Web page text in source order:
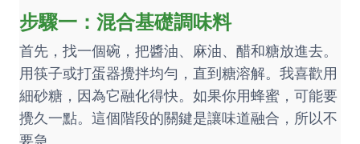
步驟一：混合基礎調味料
首先，找一個碗，把醬油、麻油、醋和糖放進去。
用筷子或打蛋器攪拌均勻，直到糖溶解。我喜歡用
細砂糖，因為它融化得快。如果你用蜂蜜，可能要
攪久一點。這個階段的關鍵是讓味道融合，所以不
要急。